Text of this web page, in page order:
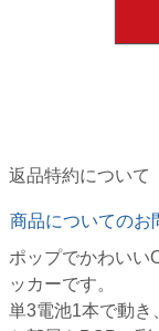
返品特約について
商品についてのお
ポップでかわいい
ッカーです。
単3電池1本で動き